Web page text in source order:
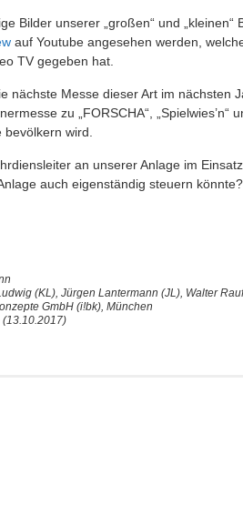
Bilder unserer „großen“ und „kleinen“
auf Youtube angesehen werden,
TV gegeben hat.
nächste Messe dieser Art im nächsten
zu „FORSCHA“, „Spielwies’n“
wird.
an unserer Anlage im
auch eigenständig steuern könnte?
(KL), Jürgen Lantermann (JL), Walter
GmbH (i!bk), München
(13.10.2017)